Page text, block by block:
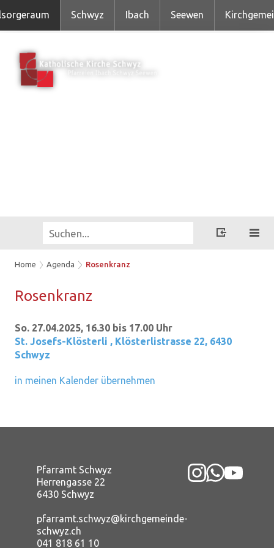
Schwyz Ibach Seewen
Home Agenda Rosenkranz
Ro­sen­kranz
So. 27.04.2025, 16.30 bis 17.00 Uhr
St. Josefs-Klösterli , Klösterlistrasse 22, 6430
Schwyz
in meinen Kalender übernehmen
Pfarramt Schwyz
Herrengasse 22
6430 Schwyz
pfarramt.schwyz@kirchgemeinde-
schwyz.ch
041 818 61 10